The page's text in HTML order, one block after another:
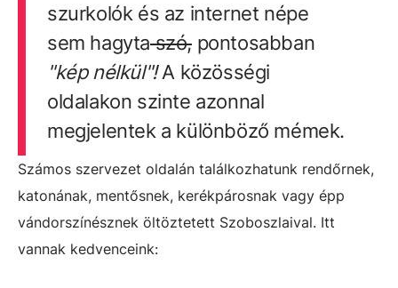
szurkolók és az internet népe
sem hagytaszó,pontosabban
"kép nélkül"!A közösségi
oldalakon szinte azonnal
megjelentek a különböző mémek.
Számos szervezet oldalán találkozhatunk rendőrnek,
katonának, mentősnek, kerékpárosnak vagy épp
vándorszínésznek öltöztetett Szoboszlaival. Itt
vannak kedvenceink: